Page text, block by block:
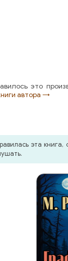
это
автора →
эта